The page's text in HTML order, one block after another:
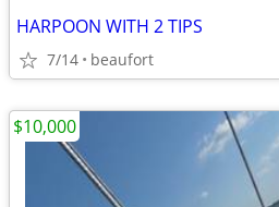
HARPOON WITH 2 TIPS
7/14 beaufort
$10,000